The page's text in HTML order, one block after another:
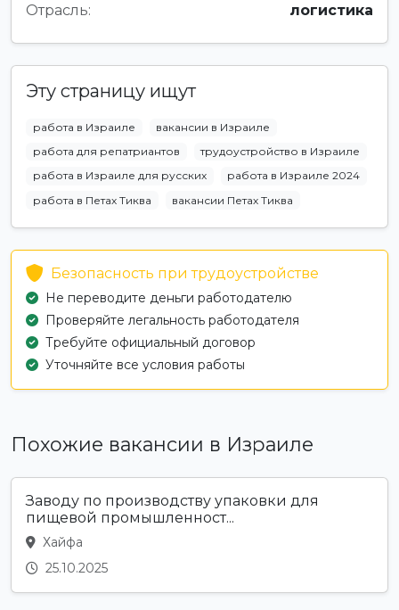
Отрасль: логистика
Эту страницу ищут
работа в Израиле
вакансии в Израиле
работа для репатриантов
трудоустройство в Израиле
работа в Израиле для русских
работа в Израиле 2024
работа в Петах Тиква
вакансии Петах Тиква
Безопасность при трудоустройстве
Не переводите деньги работодателю
Проверяйте легальность работодателя
Требуйте официальный договор
Уточняйте все условия работы
Похожие вакансии в Израиле
Заводу по производству упаковки для
пищевой промышленност...
Хайфа
25.10.2025